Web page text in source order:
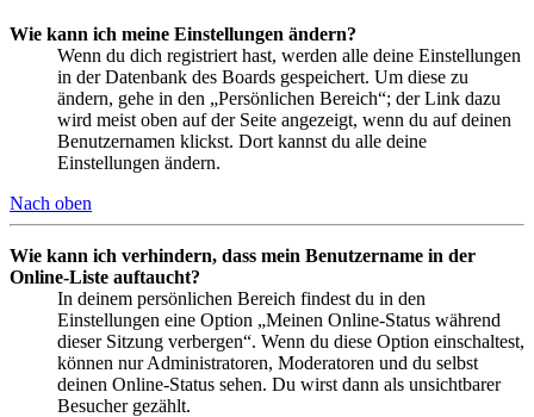
Wie kann ich meine Einstellungen ändern?
Wenn du dich registriert hast, werden alle deine Einstellungen
in der Datenbank des Boards gespeichert. Um diese zu
ändern, gehe in den „Persönlichen Bereich“; der Link dazu
wird meist oben auf der Seite angezeigt, wenn du auf deinen
Benutzernamen klickst. Dort kannst du alle deine
Einstellungen ändern.
Nach oben
Wie kann ich verhindern, dass mein Benutzername in der
Online-Liste auftaucht?
In deinem persönlichen Bereich findest du in den
Einstellungen eine Option „Meinen Online-Status während
dieser Sitzung verbergen“. Wenn du diese Option einschaltest,
können nur Administratoren, Moderatoren und du selbst
deinen Online-Status sehen. Du wirst dann als unsichtbarer
Besucher gezählt.